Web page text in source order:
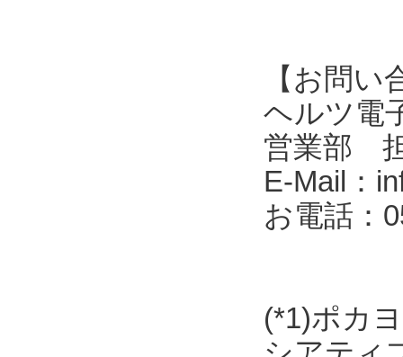
【お問い
ヘルツ電
営業部
E-Mail：
お電話：
(*1)ポカ